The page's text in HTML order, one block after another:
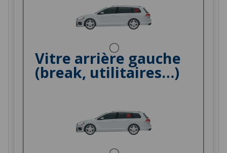
Vitre arrière gauche
(break, utilitaires…)